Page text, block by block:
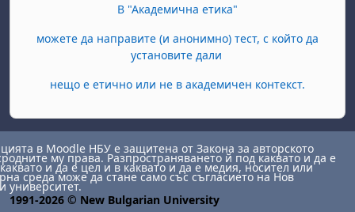
В "Академична етика"
можете да направите (и анонимно) тест, с който да
установите дали
нещо е етично или не в академичен контекст.
в Moodle НБУ е защитена от Закона за авторското
му права. Разпространяването й под каквато и да е
и да е цел и в каквато и да е медия, носител или
среда може да стане само със съгласието на Нов
университет.
1991-2026 © New Bulgarian University